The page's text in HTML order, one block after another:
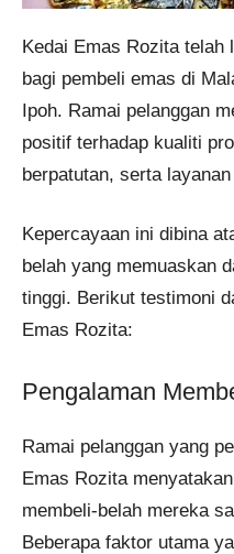
Kedai Emas Rozita telah
bagi pembeli emas di
Ipoh. Ramai pelanggan
positif terhadap kualiti
berpatutan, serta
Kepercayaan ini dibina
belah yang memuaskan
tinggi. Berikut testimoni
Emas Rozita:
Pengalaman
Ramai pelanggan yang
Emas Rozita
membeli-belah mereka
Beberapa faktor utama